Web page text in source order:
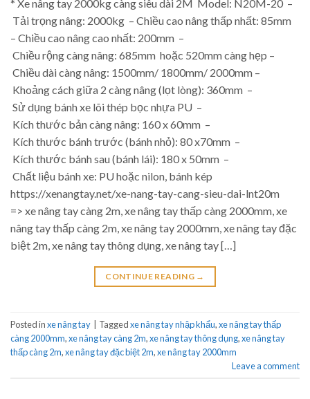
* Xe nâng tay 2000kg càng siêu dài 2M Model: N20M-20 –
Tải trọng nâng: 2000kg – Chiều cao nâng thấp nhất: 85mm
– Chiều cao nâng cao nhất: 200mm –
Chiều rộng càng nâng: 685mm hoặc 520mm càng hẹp –
Chiều dài càng nâng: 1500mm/ 1800mm/ 2000mm –
Khoảng cách giữa 2 càng nâng (lọt lòng): 360mm –
Sử dụng bánh xe lõi thép bọc nhựa PU –
Kích thước bản càng nâng: 160 x 60mm –
Kích thước bánh trước (bánh nhỏ): 80 x70mm –
Kích thước bánh sau (bánh lái): 180 x 50mm –
Chất liệu bánh xe: PU hoặc nilon, bánh kép
https://xenangtay.net/xe-nang-tay-cang-sieu-dai-lnt20m
=> xe nâng tay càng 2m, xe nâng tay thấp càng 2000mm, xe
nâng tay thấp càng 2m, xe nâng tay 2000mm, xe nâng tay đặc
biệt 2m, xe nâng tay thông dụng, xe nâng tay […]
CONTINUE READING →
Posted inxe nâng tay | Taggedxe nâng tay nhập khẩu,xe nâng tay thấp
càng 2000mm,xe nâng tay càng 2m,xe nâng tay thông dụng,xe nâng tay
thấp càng 2m,xe nâng tay đặc biệt 2m,xe nâng tay 2000mm
Leave a comment